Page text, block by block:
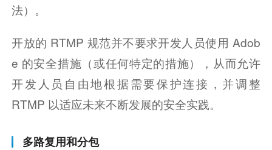
法）。
开放的 RTMP 规范并不要求开发人员使用 Adob​​
e 的安全措施（或任何特定的措施），从而允许
开发人员自由地根据需要保护连接，并调整
RTMP 以适应未来不断发展的安全实践。
多路复用和分包